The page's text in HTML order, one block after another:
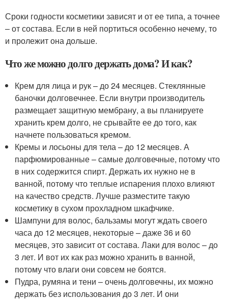
Сроки годности косметики зависят и от ее типа, а точнее
– от состава. Если в ней портиться особенно нечему, то
и пролежит она дольше.
Что же можно долго держать дома? И как?
Крем для лица и рук – до 24 месяцев. Стеклянные
баночки долговечнее. Если внутри производитель
размещает защитную мембрану, а вы планируете
хранить крем долго, не срывайте ее до того, как
начнете пользоваться кремом.
Кремы и лосьоны для тела – до 12 месяцев. А
парфюмированные – самые долговечные, потому что
в них содержится спирт. Держать их нужно не в
ванной, потому что теплые испарения плохо влияют
на качество средств. Лучше разместите такую
косметику в сухом прохладном шкафчике.
Шампуни для волос, бальзамы могут ждать своего
часа до 12 месяцев, некоторые – даже 36 и 60
месяцев, это зависит от состава. Лаки для волос – до
3 лет. И вот их как раз можно хранить в ванной,
потому что влаги они совсем не боятся.
Пудра, румяна и тени – очень долговечны, их можно
держать без использования до 3 лет. И они